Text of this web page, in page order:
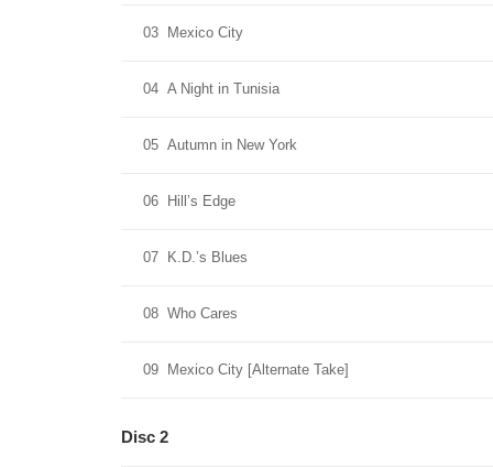
03 Mexico City
04 A Night in Tunisia
05 Autumn in New York
06 Hill’s Edge
07 K.D.’s Blues
08 Who Cares
09 Mexico City [Alternate Take]
Disc 2